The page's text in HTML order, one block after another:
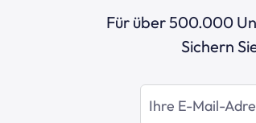
Für über 500.000
Sichern